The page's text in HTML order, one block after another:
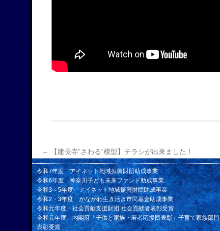
← 【建長寺”さわる”模型】チラシが出来ました！
令和7年度 アイネット地域振興財団助成事業
令和6年度 神奈川子ども未来ファンド助成事業
令和3～5年度 アイネット地域振興財団助成事業
令和2・3年度 かながわ生き活き市民基金助成事業
令和元年度 社会貢献支援財団 社会貢献者表彰受賞
令和元年度 内閣府「子供と家族・若者応援団表彰」子育て家族部
表彰受賞